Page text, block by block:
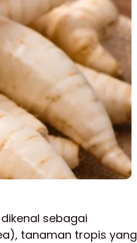
sebagai
tanaman tropis yang